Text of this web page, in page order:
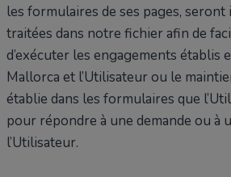
les formulaires de ses pages,
traitées dans notre fichier afin de
d’exécuter les engagements établis
Mallorca et l’Utilisateur ou le
établie dans les formulaires que
pour répondre à une demande ou à
l’Utilisateur.